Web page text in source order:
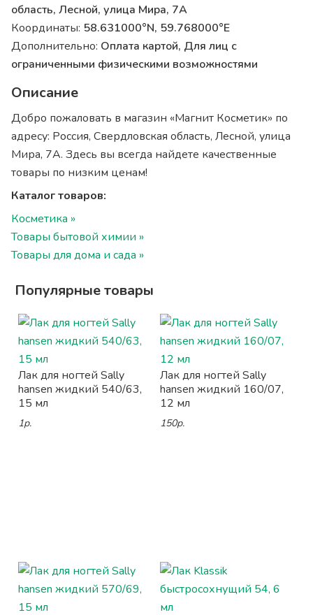
область, Лесной, улица Мира, 7А
Координаты: 58.631000°N, 59.768000°E
Дополнительно: Оплата картой, Для лиц с
ограниченными физическими возможностями
Описание
Добро пожаловать в магазин «Магнит Косметик» по
адресу: Россия, Свердловская область, Лесной, улица
Мира, 7А. Здесь вы всегда найдете качественные
товары по низким ценам!
Каталог товаров:
Косметика »
Товары бытовой химии »
Товары для дома и сада »
Популярные товары
Лак для ногтей Sally
hansen жидкий 540/63,
15 мл
1р.
Лак для ногтей Sally
hansen жидкий 160/07,
12 мл
150р.